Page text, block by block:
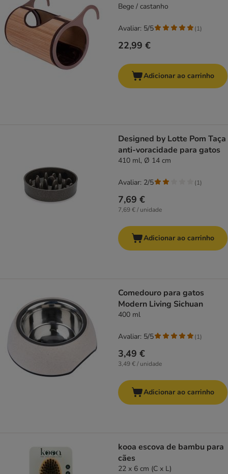
Bege / castanho
22,99 €
Avaliar: 5/5 (1)
Adicionar ao carrinho
Designed by Lotte Pom Taça
anti-voracidade para gatos
410 ml, Ø 14 cm
7,69 €
7,69 € / unidade
Avaliar: 2/5 (1)
Adicionar ao carrinho
Comedouro para gatos
Modern Living Sichuan
400 ml
3,49 €
3,49 € / unidade
Avaliar: 5/5 (1)
Adicionar ao carrinho
kooa escova de bambu para
cães
22 x 6 cm (C x L)